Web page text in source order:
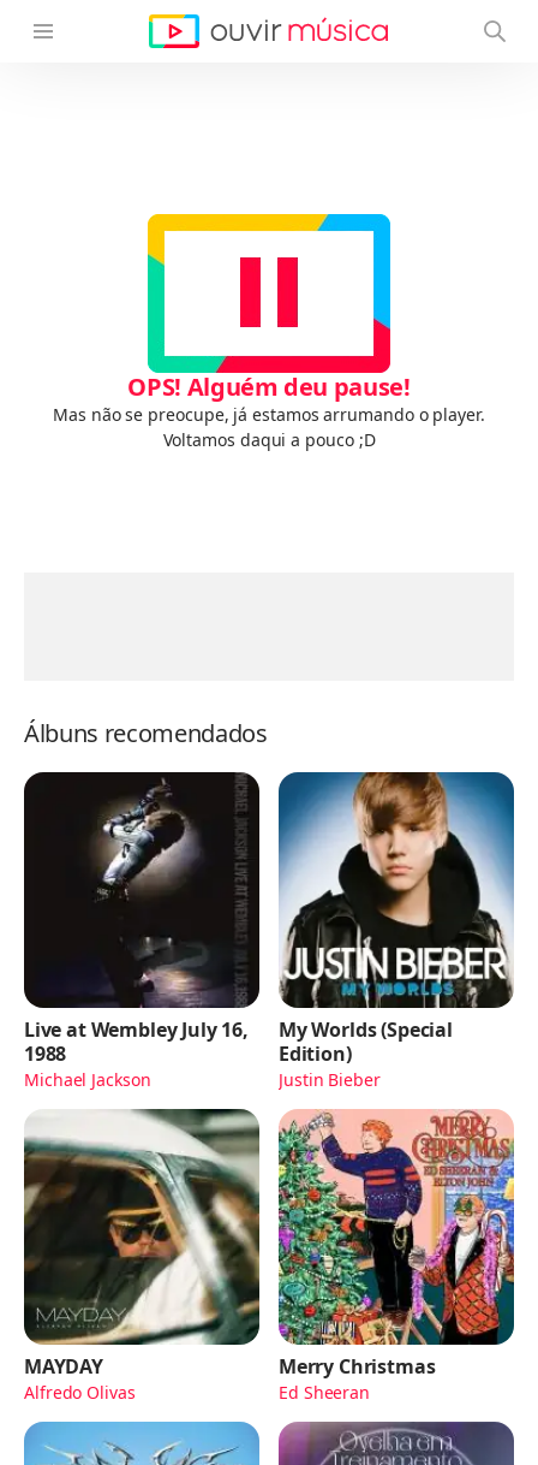
OPS! Alguém deu pause!
Mas não se preocupe, já estamos arrumando o player.
Voltamos daqui a pouco ;D
Álbuns recomendados
Live at Wembley July 16,
1988
Michael Jackson
My Worlds (Special
Edition)
Justin Bieber
MAYDAY
Alfredo Olivas
Merry Christmas
Ed Sheeran